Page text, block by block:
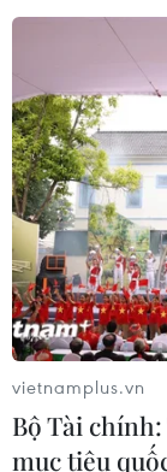
vietnamplus.vn
Bộ Tài
mục tiêu